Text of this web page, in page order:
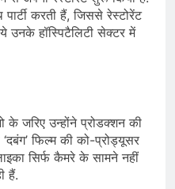
करती हैं, जिससे रेस्टोरेंट
उनके हॉस्पिटैलिटी सेक्टर में
जरिए उन्होंने प्रोडक्शन की
फिल्म की को-प्रोड्यूसर
सिर्फ कैमरे के सामने नहीं
हैं.